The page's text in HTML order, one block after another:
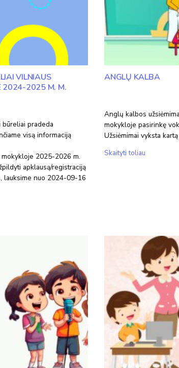
VILNIAUS
2024-2025 M. M.
pradeda
visą informaciją
2025-2026 m.
apklausą/registraciją
lauksime nuo 2024-09-16
ANGLŲ KALBA
Anglų kalbos
mokykloje pasirinkę
Užsiėmimai vyksta
Skaityti toliau